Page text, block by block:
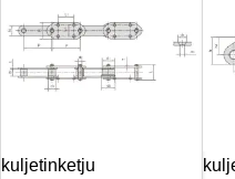
kuljetinketju